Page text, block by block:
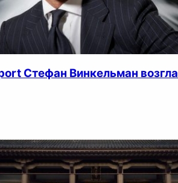
Стефан Винкельман